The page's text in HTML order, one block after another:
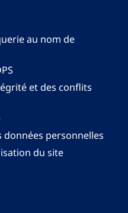
au nom de
et des conflits
personnelles
du site